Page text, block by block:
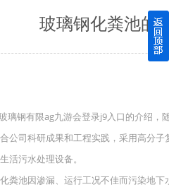
取代传统玻璃钢化粪池的这几点原因
这些基础知识你都记住了吗？
时可能遇到这些难题
七大好处你都记住了吗？
玻璃钢化粪池的
璃钢有限ag九游会登录j9入口的介绍
公司科研成果和工程实践，采用高分
活污水处理设备。
粪池因渗漏、运行工况不佳而污染地